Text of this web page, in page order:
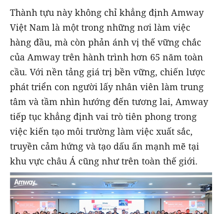
Thành tựu này không chỉ khẳng định Amway
Việt Nam là một trong những nơi làm việc
hàng đầu, mà còn phản ánh vị thế vững chắc
của Amway trên hành trình hơn 65 năm toàn
cầu. Với nền tảng giá trị bền vững, chiến lược
phát triển con người lấy nhân viên làm trung
tâm và tầm nhìn hướng đến tương lai, Amway
tiếp tục khẳng định vai trò tiên phong trong
việc kiến tạo môi trường làm việc xuất sắc,
truyền cảm hứng và tạo dấu ấn mạnh mẽ tại
khu vực châu Á cũng như trên toàn thế giới.